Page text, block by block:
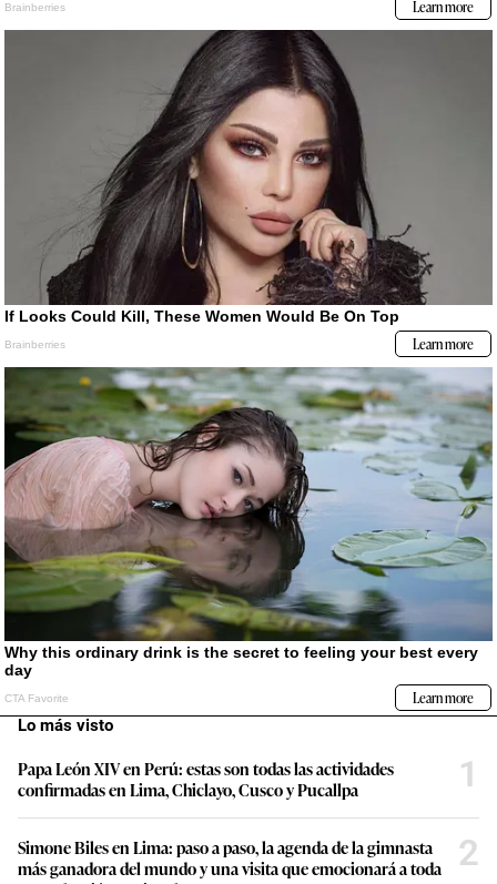
Lo más visto
Papa León XIV en Perú: estas son todas las actividades
confirmadas en Lima, Chiclayo, Cusco y Pucallpa
1
Simone Biles en Lima: paso a paso, la agenda de la gimnasta
más ganadora del mundo y una visita que emocionará a toda
2